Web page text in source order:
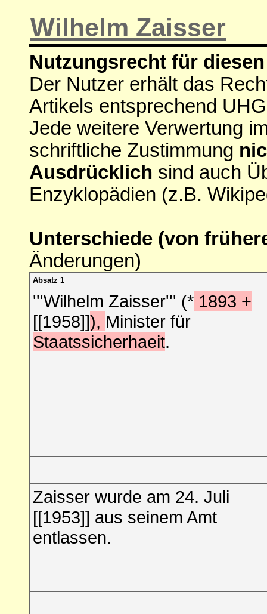
Wilhelm Zaisser
Nutzungsrecht für
Der Nutzer erhält das
Artikels entsprechend
Jede weitere Verwertung
schriftliche Zustimmung
Ausdrücklich sind auch
Enzyklopädien (z.B.
Unterschiede (von
Änderungen)
Absatz 1
'''Wilhelm Zaisser''' (* 1893 +
[[1958]]), Minister für
Staatssicherhaeit.
Zaisser wurde am 24. Juli
[[1953]] aus seinem Amt
entlassen.